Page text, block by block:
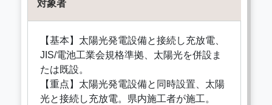
対象者
【基本】太陽光発電設備と接続し充放電、
JIS/電池工業会規格準拠、太陽光を併設ま
たは既設。
【重点】太陽光発電設備と同時設置、太陽
光と接続し充放電。県内施工者が施工。